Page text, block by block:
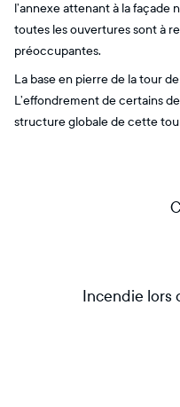
l’annexe attenant à la façade
toutes les ouvertures sont à
préoccupantes.
La base en pierre de la tour
L’effondrement de certains
structure globale de cette
Incendie lors